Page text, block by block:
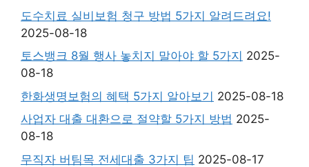
도수치료 실비보험 청구 방법 5가지 알려드려요!
2025-08-18
토스뱅크 8월 행사 놓치지 말아야 할 5가지 2025-
08-18
한화생명보험의 혜택 5가지 알아보기 2025-08-18
사업자 대출 대환으로 절약할 5가지 방법 2025-
08-18
무직자 버팀목 전세대출 3가지 팁 2025-08-17